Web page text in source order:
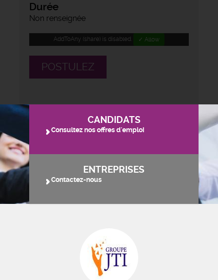
Durée
Non renseignée
AddToAny (share) is disabled. ✓ Allow
POSTULEZ
CANDIDATS
Consultez nos offres d'emploi
ENTREPRISES
Contactez-nous